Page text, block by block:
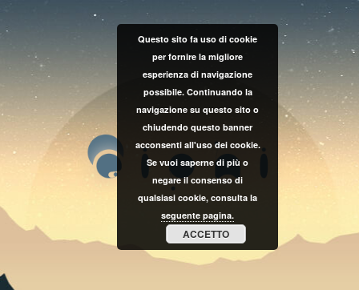
Questo sito fa uso di cookie
per fornire la migliore
esperienza di navigazione
possibile. Continuando la
navigazione su questo sito o
chiudendo questo banner
acconsenti all'uso dei cookie.
Se vuoi saperne di più o
negare il consenso di
qualsiasi cookie, consulta la
seguente pagina.
ACCETTO